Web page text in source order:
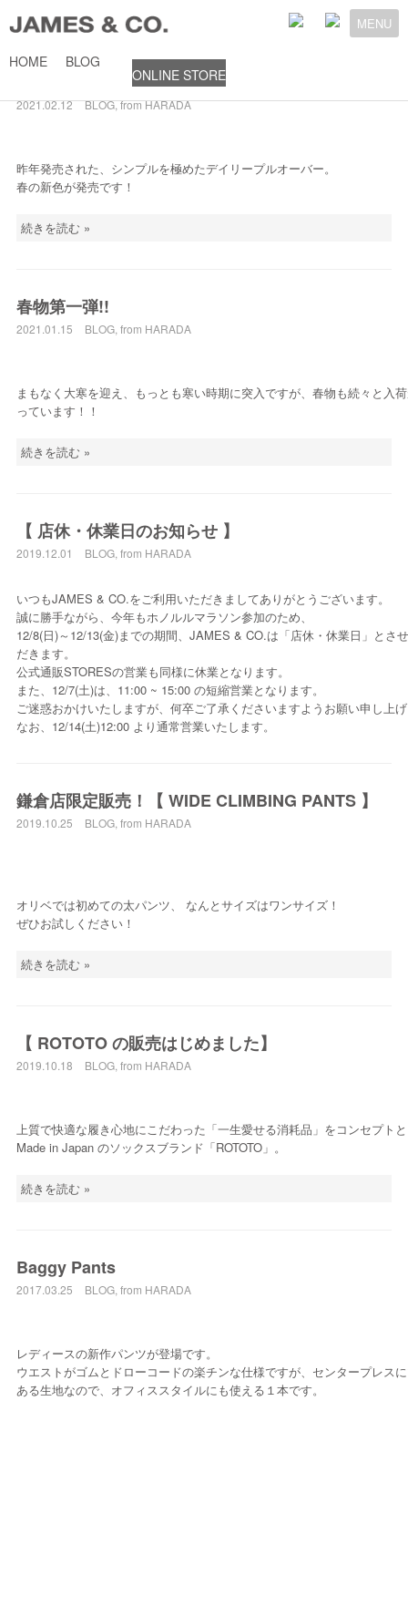
MENU
HOME BLOG
ONLINE STORE
DAILY PULLOVER
2021.02.12 BLOG,from HARADA
昨年発売された、シンプルを極めたデイリープルオーバー。
春の新色が発売です！
続きを読む »
春物第一弾!!
2021.01.15 BLOG, from HARADA
まもなく大寒を迎え、もっとも寒い時期に突入ですが、春物も続々と入
っています！！
続きを読む »
【 店休・休業日のお知らせ 】
2019.12.01 BLOG, from HARADA
いつもJAMES & CO.をご利用いただきましてありがとうございます。
誠に勝手ながら、今年もホノルルマラソン参加のため、
12/8(日)～12/13(金)までの期間、JAMES & CO.は「店休・休業日」とさ
だきます。
公式通販STORESの営業も同様に休業となります。
また、12/7(土)は、11:00 ~ 15:00 の短縮営業となります。
ご迷惑おかけいたしますが、何卒ご了承くださいますようお願い申し上
なお、12/14(土)12:00 より通常営業いたします。
鎌倉店限定販売！【 WIDE CLIMBING PANTS 】
2019.10.25 BLOG, from HARADA
オリベでは初めての太パンツ、 なんとサイズはワンサイズ！
ぜひお試しください！
続きを読む »
【 ROTOTO の販売はじめました】
2019.10.18 BLOG, from HARADA
上質で快適な履き心地にこだわった「一生愛せる消耗品」をコンセプト
Made in Japan のソックスブランド「ROTOTO」。
続きを読む »
Baggy Pants
2017.03.25 BLOG, from HARADA
レディースの新作パンツが登場です。
ウエストがゴムとドローコードの楽チンな仕様ですが、センタープレス
ある生地なので、オフィススタイルにも使える１本です。